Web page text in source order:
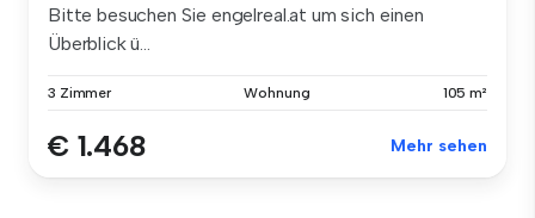
Bitte besuchen Sie engelreal.at um sich einen
Überblick ü...
3 Zimmer Wohnung 105 m²
€ 1.468 Mehr sehen